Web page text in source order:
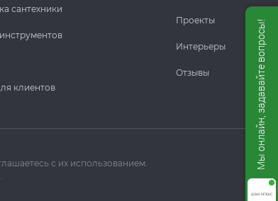
сантехники
клиентов
Проекты
Интерьеры
Отзывы
с их использованием.
Мы онлайн, задавайте вопросы!